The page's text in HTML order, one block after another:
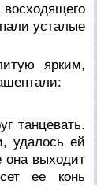
усталые
ярким,
танцевать.
удалось ей
она выходит
ее конь